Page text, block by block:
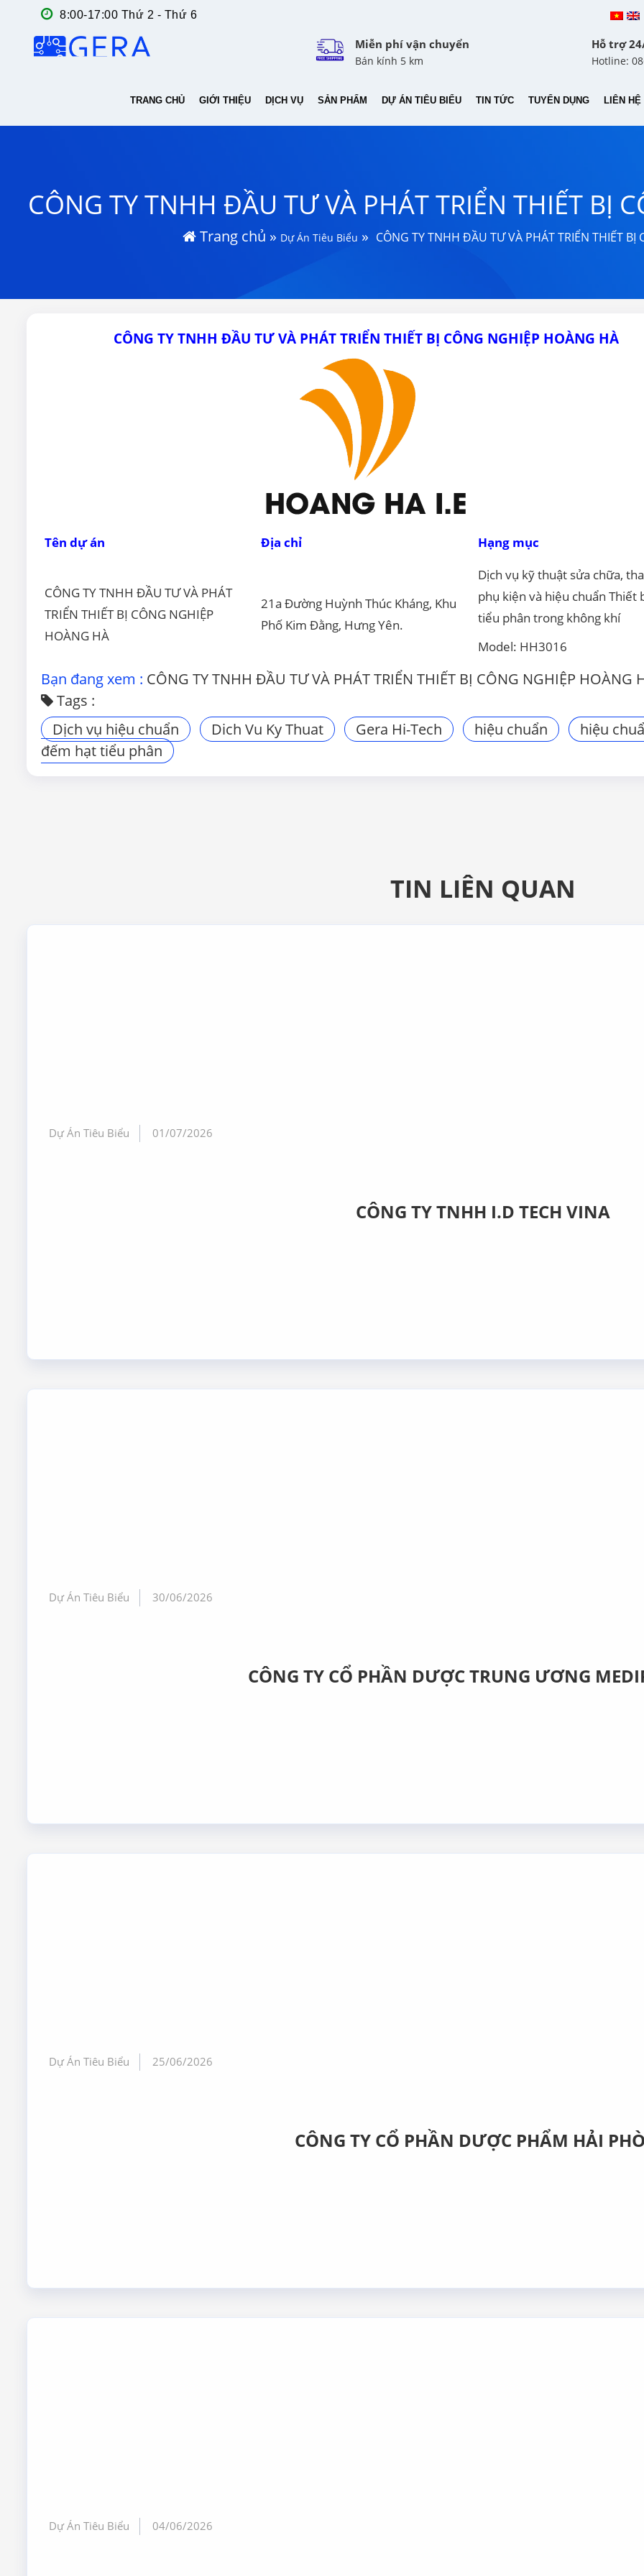
8:00-17:00 Thứ 2 - Thứ 6
Miễn phí vận chuyển
Bán kính 5 km
Hỗ trợ
Hotline:
TRANG CHỦ GIỚI THIỆU DỊCH VỤ SẢN PHẨM DỰ ÁN TIÊU BIỂU TIN TỨC TUYỂN DỤNG LIÊN HỆ
CÔNG TY TNHH ĐẦU TƯ VÀ PHÁT TRIỂN THIẾT BỊ
Trang chủ » Dự Án Tiêu Biểu » CÔNG TY TNHH ĐẦU TƯ VÀ PHÁT TRIỂN THIẾT BỊ
CÔNG TY TNHH ĐẦU TƯ VÀ PHÁT TRIỂN THIẾT BỊ CÔNG NGHIỆP HOÀNG HÀ
Tên dự án Địa chỉ Hạng mục
CÔNG TY TNHH ĐẦU TƯ VÀ PHÁT
TRIỂN THIẾT BỊ CÔNG NGHIỆP
HOÀNG HÀ
21a Đường Huỳnh Thúc Kháng, Khu
Phố Kim Đằng, Hưng Yên.
Dịch vụ kỹ thuật sửa chữa,
phụ kiện và hiệu chuẩn Thiết
tiểu phân trong không khí
Model: HH3016
Bạn đang xem : CÔNG TY TNHH ĐẦU TƯ VÀ PHÁT TRIỂN THIẾT BỊ CÔNG NGHIỆP HOÀNG
Tags :
Dịch vụ hiệu chuẩn
Dich Vu Ky Thuat Gera Hi-Tech hiệu chuẩn
hiệu
đếm hạt tiểu phân
TIN LIÊN QUAN
Dự Án Tiêu Biểu 01/07/2026
CÔNG TY TNHH I.D TECH VINA
Dự Án Tiêu Biểu 30/06/2026
CÔNG TY CỔ PHẦN DƯỢC TRUNG ƯƠNG
Dự Án Tiêu Biểu 25/06/2026
CÔNG TY CỔ PHẦN DƯỢC PHẨM HẢI
Dự Án Tiêu Biểu 04/06/2026